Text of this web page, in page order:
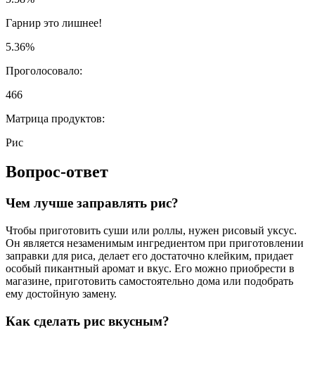
Гарнир это лишнее!
5.36%
Проголосовало:
466
Матрица продуктов:
Рис
Вопрос-ответ
Чем лучше заправлять рис?
Чтобы приготовить суши или роллы, нужен рисовый уксус.
Он является незаменимым ингредиентом при приготовлении
заправки для риса, делает его достаточно клейким, придает
особый пикантный аромат и вкус. Его можно приобрести в
магазине, приготовить самостоятельно дома или подобрать
ему достойную замену.
Как сделать рис вкусным?